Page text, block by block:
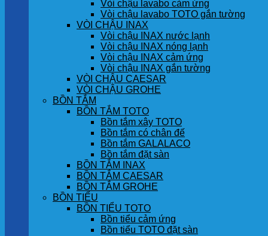
Vòi chậu lavabo cảm ứng
Vòi chậu lavabo TOTO gắn tường
VÒI CHẬU INAX
Vòi chậu INAX nước lạnh
Vòi chậu INAX nóng lạnh
Vòi chậu INAX cảm ứng
Vòi chậu INAX gắn tường
VÒI CHẬU CAESAR
VÒI CHẬU GROHE
BỒN TẮM
BỒN TẮM TOTO
Bồn tắm xây TOTO
Bồn tắm có chân đế
Bồn tắm GALALACO
Bồn tắm đặt sàn
BỒN TẮM INAX
BỒN TẮM CAESAR
BỒN TẮM GROHE
BỒN TIỂU
BỒN TIỂU TOTO
Bồn tiểu cảm ứng
Bồn tiểu TOTO đặt sàn